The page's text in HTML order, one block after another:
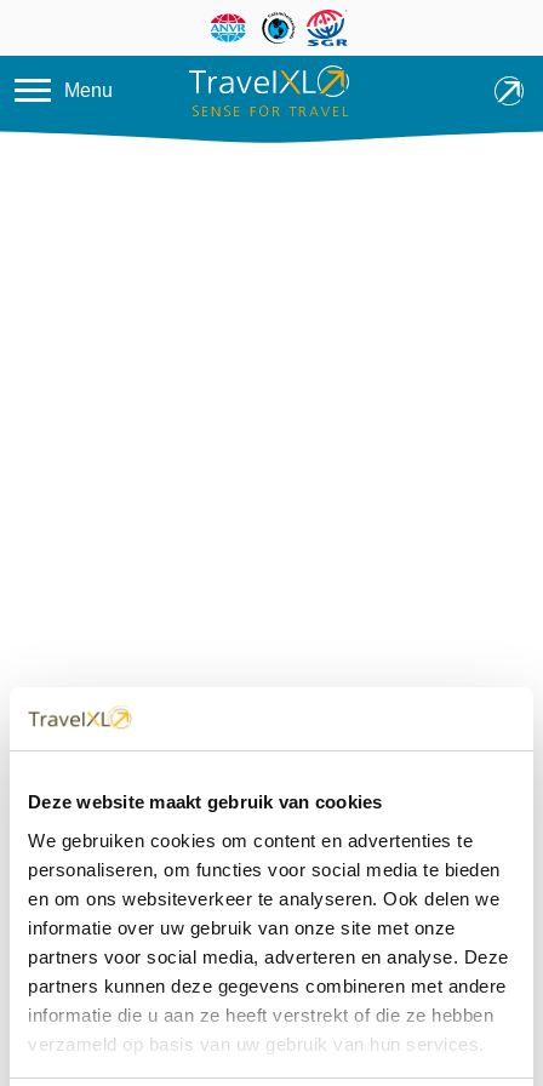
Deze website maakt gebruik van cookies
We gebruiken cookies om content en advertenties te
personaliseren, om functies voor social media te bieden
en om ons websiteverkeer te analyseren. Ook delen we
informatie over uw gebruik van onze site met onze
partners voor social media, adverteren en analyse. Deze
partners kunnen deze gegevens combineren met andere
informatie die u aan ze heeft verstrekt of die ze hebben
verzameld op basis van uw gebruik van hun services.
Overslaan en naar de inhoud
Menu
dichtbij
Met 60+ verkooppunten in Nederland en België staan wij
met onze XL Travelcenters, mobiele reisadviseurs van
TravelXL@Home en deze website altijd voor uw vakantie
klaar.
• Ontzorgen van A-Z • Onafhankelijk advies • Maatwerk •
Bespaar tijd en stress
TravelXLreisbureau's